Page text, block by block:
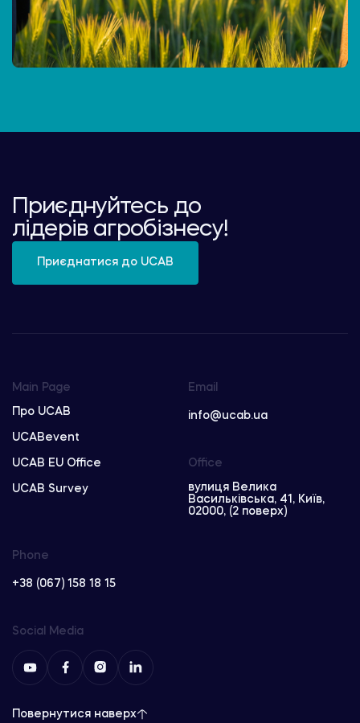
Приєднуйтесь до
лідерів агробізнесу!
Приєднатися до UCAB
Main Page
Про UCAB
UCABevent
UCAB EU Office
UCAB Survey
Email
info@ucab.ua
Phone
+38 (067) 158 18 15
Office
вулиця Велика
Васильківська, 41, Київ,
02000, (2 поверх)
Social Media
Повернутися наверх